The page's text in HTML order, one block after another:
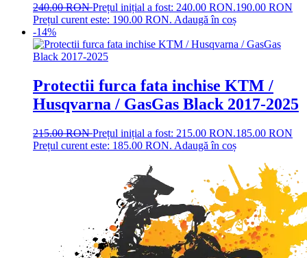
240.00RONPrețul inițial a fost: 240.00 RON.190.00 RON
Prețul curent este: 190.00 RON. Adaugă în coș
-14%
Protectii furca fata inchise KTM /
Husqvarna / GasGas Black 2017-2025
215.00RONPrețul inițial a fost: 215.00 RON.185.00 RON
Prețul curent este: 185.00 RON. Adaugă în coș